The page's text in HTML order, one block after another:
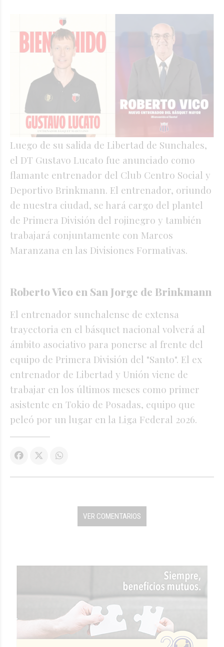
Luego de su salida de Libertad de Sunchales,
el DT Gustavo Lucato fue anunciado como
flamante entrenador del Club Centro Social y
Deportivo Brinkmann. El entrenador, oriundo
de nuestra ciudad, se hará cargo del plantel
de Primera División del rojinegro y también
trabajará conjuntamente con Marcos
Maranzana en las Divisiones Formativas.
Roberto Vico en San Jorge de Brinkmann
El entrenador sunchalense de extensa
trayectoria en el básquet nacional volverá al
ámbito asociativo para ponerse al frente del
equipo de Primera División del "Santo". El ex
entrenador de Libertad y Unión viene de
trabajar en los últimos meses como primer
asistente en Tokio de Posadas, equipo que
peleó por un lugar en la Liga Federal 2026.
VER COMENTARIOS